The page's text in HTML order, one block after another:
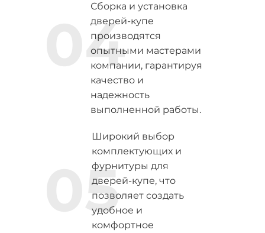
Сборка и установка
дверей-купе
производятся
опытными мастерами
компании, гарантируя
качество и
надежность
выполненной работы.
Широкий выбор
комплектующих и
фурнитуры для
дверей-купе, что
позволяет создать
удобное и
комфортное
04
05